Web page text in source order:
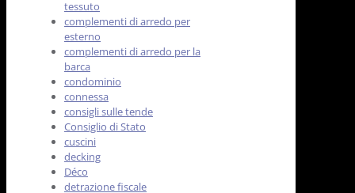
tessuto
complementi di arredo per
esterno
complementi di arredo per la
barca
condominio
connessa
consigli sulle tende
Consiglio di Stato
cuscini
decking
Déco
detrazione fiscale